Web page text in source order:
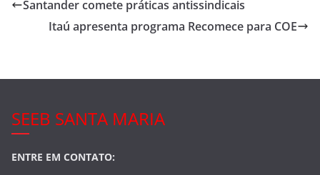
b
Santander comete práticas antissindicais
Itaú apresenta programa Recomece para COE
SEEB SANTA MARIA
ENTRE EM CONTATO: